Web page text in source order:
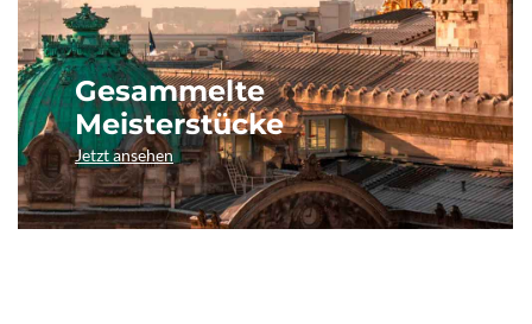
Gesammelte
Meisterstücke
Jetzt ansehen